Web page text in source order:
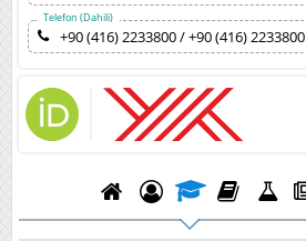
Telefon (Dahili)
+90 (416) 2233800 / +90 (416) 2233800